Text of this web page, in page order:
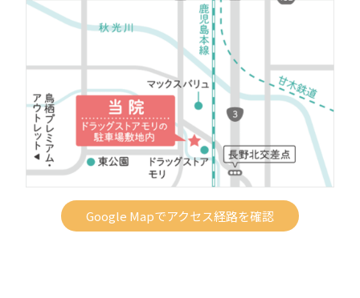
Google Mapでアクセス経路を確認